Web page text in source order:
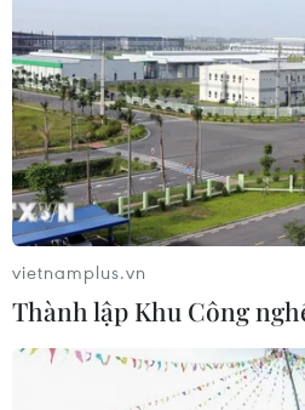
vietnamplus.vn
Thành lập Khu Công